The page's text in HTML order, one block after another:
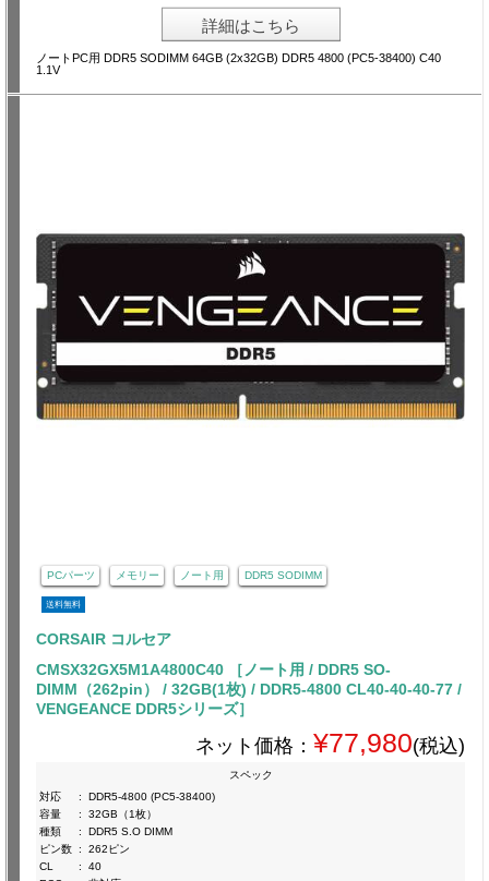
詳細はこちら
ノートPC用 DDR5 SODIMM 64GB (2x32GB) DDR5 4800 (PC5-38400) C40
1.1V
PCパーツ メモリー ノート用 DDR5 SODIMM
送料無料
CORSAIR コルセア
CMSX32GX5M1A4800C40 ［ノート用 / DDR5 SO-
DIMM（262pin） / 32GB(1枚) / DDR5-4800 CL40-40-40-77 /
VENGEANCE DDR5シリーズ］
ネット価格： ¥77,980(税込)
スペック
対応
:
DDR5-4800 (PC5-38400)
容量
:
32GB（1枚）
種類
:
DDR5 S.O DIMM
ピン数 :
262ピン
CL
:
40